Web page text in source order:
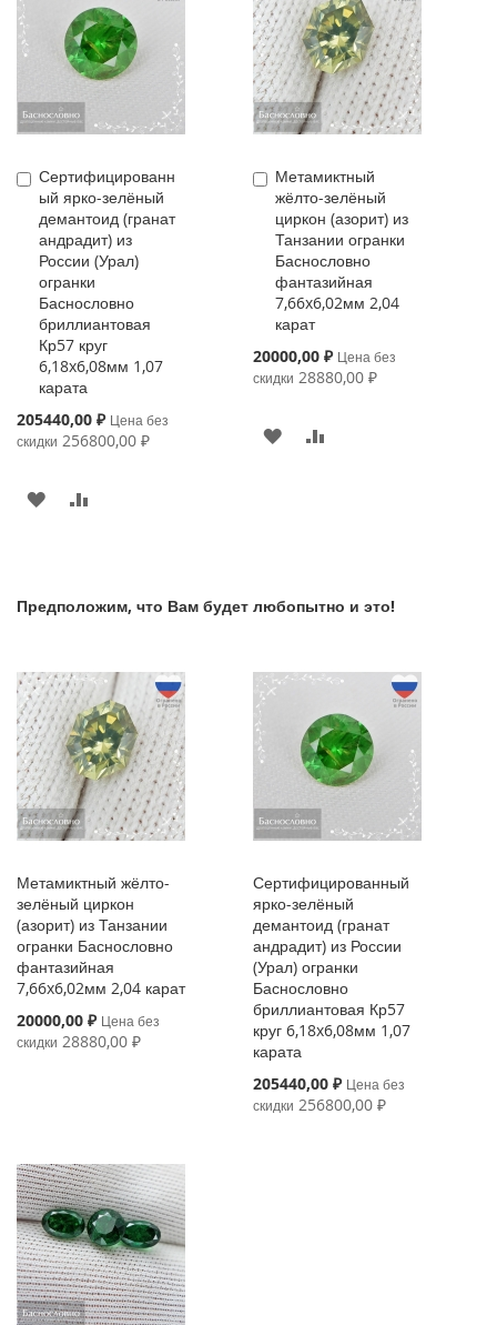
Сертифицированн
ый ярко-зелёный
демантоид (гранат
андрадит) из
России (Урал)
огранки
Баснословно
бриллиантовая
Кр57 круг
6,18x6,08мм 1,07
карата
Special
205440,00 ₽ Цена без
скидки 256800,00 ₽
Купить
В
Метамиктный
жёлто-зелёный
циркон (азорит) из
Танзании огранки
Баснословно
фантазийная
7,66x6,02мм 2,04
карат
Special
20000,00 ₽ Цена без
скидки 28880,00 ₽
Купить
В
Предположим, что Вам будет любопытно и это!
Метамиктный жёлто-
зелёный циркон
(азорит) из Танзании
огранки Баснословно
фантазийная
7,66x6,02мм 2,04 карат
Special
20000,00 ₽ Цена без
скидки 28880,00 ₽
Сертифицированный
ярко-зелёный
демантоид (гранат
андрадит) из России
(Урал) огранки
Баснословно
бриллиантовая Кр57
круг 6,18x6,08мм 1,07
карата
Special
205440,00 ₽ Цена без
скидки 256800,00 ₽